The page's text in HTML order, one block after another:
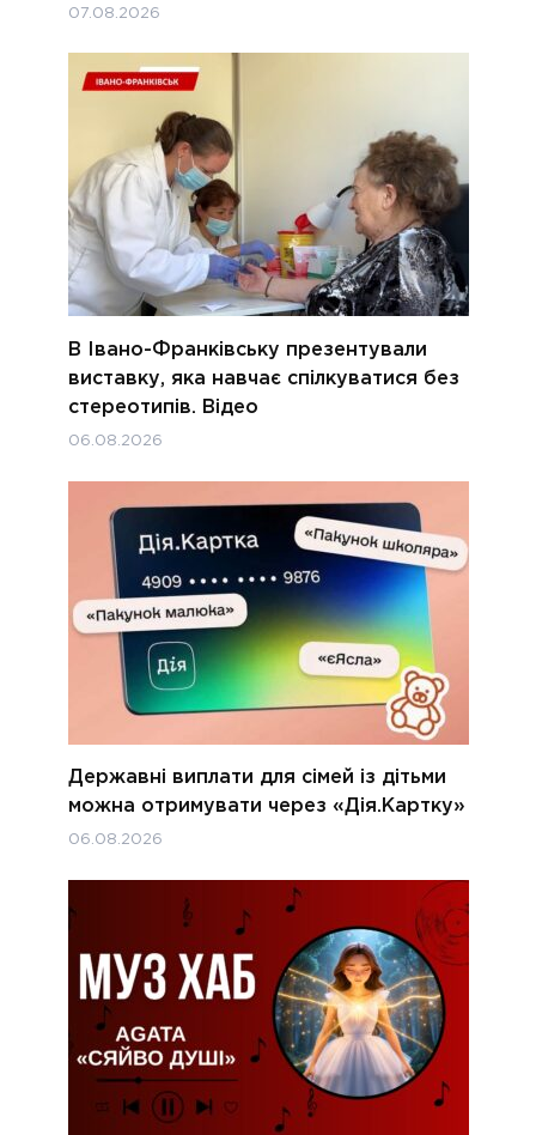
07.08.2026
В Івано-Франківську презентували
виставку, яка навчає спілкуватися без
стереотипів. Відео
06.08.2026
Державні виплати для сімей із дітьми
можна отримувати через «Дія.Картку»
06.08.2026